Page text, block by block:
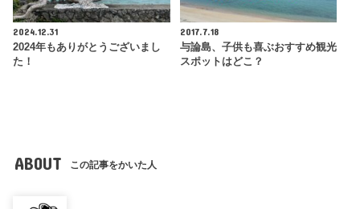
2024.12.31
2024年もありがとうございまし
た！
2017.7.18
与論島、子供も喜ぶおすすめ観光
スポットはどこ？
ABOUT この記事をかいた人